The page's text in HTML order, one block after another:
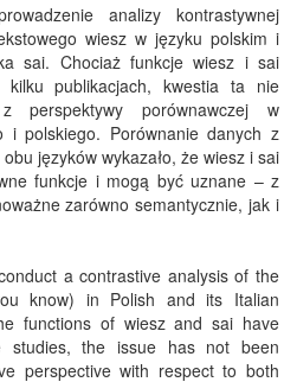
analizy kontrastywnej
wiesz w języku polskim i
sai. Chociaż funkcje wiesz i sai
kilku publikacjach, kwestia ta nie
perspektywy porównawczej w
i polskiego. Porównanie danych z
języków wykazało, że wiesz i sai
funkcje i mogą być uznane – z
zarówno semantycznie, jak i
a contrastive analysis of the
know) in Polish and its Italian
functions of wiesz and sai have
studies, the issue has not been
perspective with respect to both